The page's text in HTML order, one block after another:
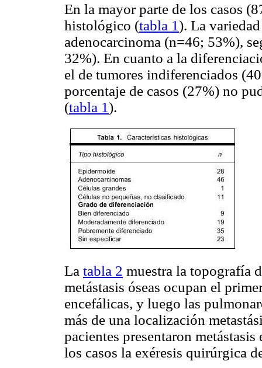
En la mayor parte de los casos
histológico (tabla 1). La
adenocarcinoma (n=46; 53%),
32%). En cuanto a la
el de tumores indiferenciados
porcentaje de casos (27%) no
(tabla 1).
La tabla 2 muestra la topografía
metástasis óseas ocupan el
encefálicas, y luego las
más de una localización
pacientes presentaron
los casos la exéresis quirúrgica